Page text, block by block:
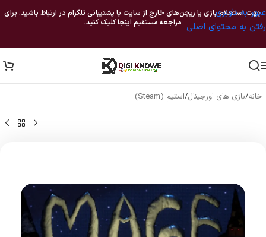
عبور به ناوبری
رفتن به محتوای اصلی
جهت استعلام بازی یا ریجن‌های خارج از سایت با پشتیبانی تلگرام در ارتباط باشید. برای
مراجعه مستقیم اینجا کلیک کنید.
خانه/بازی های اورجینال/استیم (Steam)